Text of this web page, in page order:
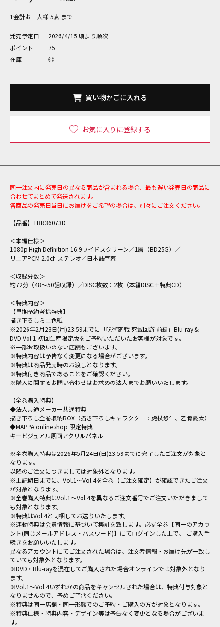
1会計お一人様 5点 まで
発売予定日
2026/4/15 頃より順次
ポイント
75
在庫
◎
買い物かごに入れる
お気に入りに登録する
同一注文内に発売日の異なる商品が含まれる場合、最も遅い発売日の商品に
合わせてまとめて発送されます。
各商品の発売日当日にお届けをご希望の場合は、別々にご注文ください。
【品番】TBR36073D
＜本編仕様＞
1080p High Definition 16:9ワイドスクリーン／1層（BD25G）／
リニアPCM 2.0ch ステレオ／日本語字幕
＜収録分数＞
約72分（48～50話収録）／DISC枚数：2枚（本編DISC＋特典CD）
＜特典内容＞
【早期予約者様特典】
描き下ろしミニ色紙
※2026年2月23日(月)23:59までに「呪術廻戦 死滅回游 前編」Blu-ray &
DVD Vol.1 初回生産限定版をご予約いただいたお客様が対象です。
※一部お取扱いのない店舗もございます。
※特典内容は予告なく変更になる場合がございます。
※特典は商品発売時のお渡しとなります。
※特典付き商品であることをご確認ください。
※購入に関するお問い合わせはお求めの法人までお願いいたします。
【全巻購入特典】
◆法人共通メーカー共通特典
描き下ろし全巻収納BOX（描き下ろしキャラクター：虎杖悠仁、乙骨憂太）
◆MAPPA online shop 限定特典
キービジュアル原画アクリルパネル
※全巻購入特典は2026年5月24日(日)23:59までに完了したご注文が対象と
なります。
以降のご注文につきましては対象外となります。
※上記期日までに、Vol.1～Vol.4を全巻【ご注文確定】が確認できたご注文
が対象となります。
※全巻購入特典はVol.1～Vol.4を異なるご注文番号でご注文いただきまして
も対象となります。
※特典はVol.4と同梱してお送りいたします。
※連動特典は会員情報に基づいて集計を致します。必ず全巻【同一のアカウ
ント(同じメールアドレス・パスワード)】にてログインした上で、 ご購入手
続きをお願いいたします。
異なるアカウントにてご注文された場合は、注文者情報・お届け先が一致し
ていても対象外となります。
※DVD・Blu-rayを混在してご購入された場合オンラインでは対象外となり
ます。
※Vol.1～Vol.4いずれかの商品をキャンセルされた場合は、特典付与対象と
なりませんので、予めご了承ください。
※特典は同一店舗・同一形態でのご予約・ご購入の方が対象となります。
※特典仕様・特典内容・デザイン等は予告なく変更となる場合がございま
す。